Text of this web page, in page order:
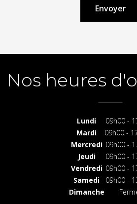
Nos heures
Lundi
09h00 -
Mardi
09h00 -
Mercredi 09h00 -
Jeudi
09h00 -
Vendredi 09h00 -
Samedi
09h00 -
Dimanche